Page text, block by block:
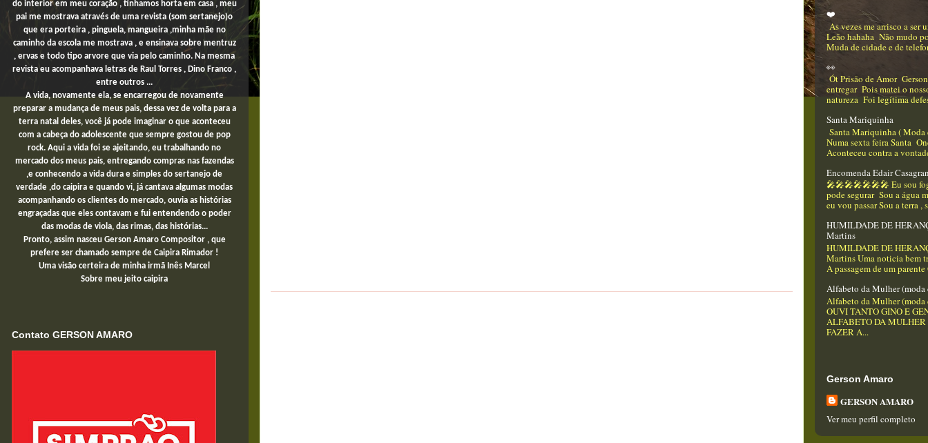
do interior em meu coração , tínhamos horta em casa , meu
pai me mostrava através de uma revista (som sertanejo)o
que era porteira , pinguela, mangueira ,minha mãe no
caminho da escola me mostrava , e ensinava sobre mentruz
, ervas e todo tipo arvore que via pelo caminho. Na mesma
revista eu acompanhava letras de Raul Torres , Dino Franco ,
entre outros ...
A vida, novamente ela, se encarregou de novamente
preparar a mudança de meus pais, dessa vez de volta para a
terra natal deles, você já pode imaginar o que aconteceu
com a cabeça do adolescente que sempre gostou de pop
rock. Aqui a vida foi se ajeitando, eu trabalhando no
mercado dos meus pais, entregando compras nas fazendas
,e conhecendo a vida dura e simples do sertanejo de
verdade ,do caipira e quando vi, já cantava algumas modas
acompanhando os clientes do mercado, ouvia as histórias
engraçadas que eles contavam e fui entendendo o poder
das modas de viola, das rimas, das histórias...
Pronto, assim nasceu Gerson Amaro Compositor , que
prefere ser chamado sempre de Caipira Rimador !
Uma visão certeira de minha irmã Inês Marcel
Sobre meu jeito caipira
Contato GERSON AMARO
❤️
As vezes me arrisco a ser
Leão hahaha Não mudo
Muda de cidade e de
👀
Ót Prisão de Amor
entregar Pois matei o
natureza Foi legítima
Santa Mariquinha
Santa Mariquinha (
Numa sexta feira Santa
Aconteceu contra a
Encomenda Edair
🎤🎤🎤🎤🎤🎤🎤 Eu sou
pode segurar Sou a água
eu vou passar Sou a terra ,
HUMILDADE DE
Martins
HUMILDADE DE
Martins Uma noticia bem
A passagem de um
Alfabeto da Mulher
Alfabeto da Mulher
OUVI TANTO GINO E
ALFABETO DA
FAZER A...
Gerson Amaro
GERSON AMARO
Ver meu perfil completo